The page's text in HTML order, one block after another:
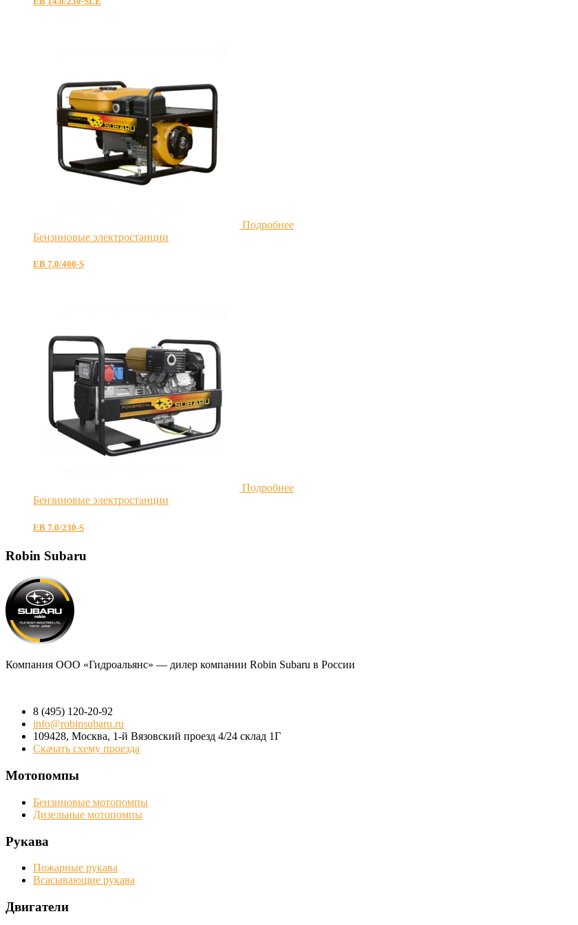
Подробнее
Бензиновые электростанции
EB 7.0/400-S
Подробнее
Бензиновые электростанции
EB 7.0/230-S
Robin Subaru
Компания ООО «Гидроальянс» — дилер компании Robin Subaru в России
8 (495) 120-20-92
info@robinsubaru.ru
109428, Москва, 1-й Вязовский проезд 4/24 склад 1Г
Скачать схему проезда
Мотопомпы
Бензиновые мотопомпы
Дизельные мотопомпы
Рукава
Пожарные рукава
Всасывающие рукава
Двигатели